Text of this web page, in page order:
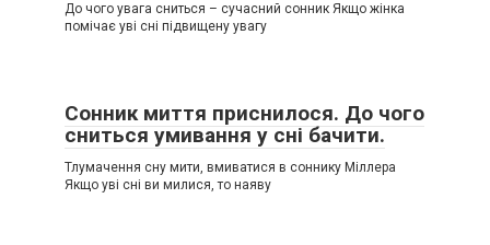
До чого увага сниться – сучасний сонник Якщо жінка
помічає уві сні підвищену увагу
Сонник миття приснилося. До чого
сниться умивання у сні бачити.
Тлумачення сну мити, вмиватися в соннику Міллера
Якщо уві сні ви милися, то наяву